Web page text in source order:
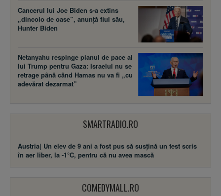
Cancerul lui Joe Biden s-a extins
„dincolo de oase”, anunță fiul său,
Hunter Biden
Netanyahu respinge planul de pace al
lui Trump pentru Gaza: Israelul nu se
retrage până când Hamas nu va fi „cu
adevărat dezarmat”
SMARTRADIO.RO
Austria| Un elev de 9 ani a fost pus să susţină un test scris
în aer liber, la -1°C, pentru că nu avea mască
COMEDYMALL.RO